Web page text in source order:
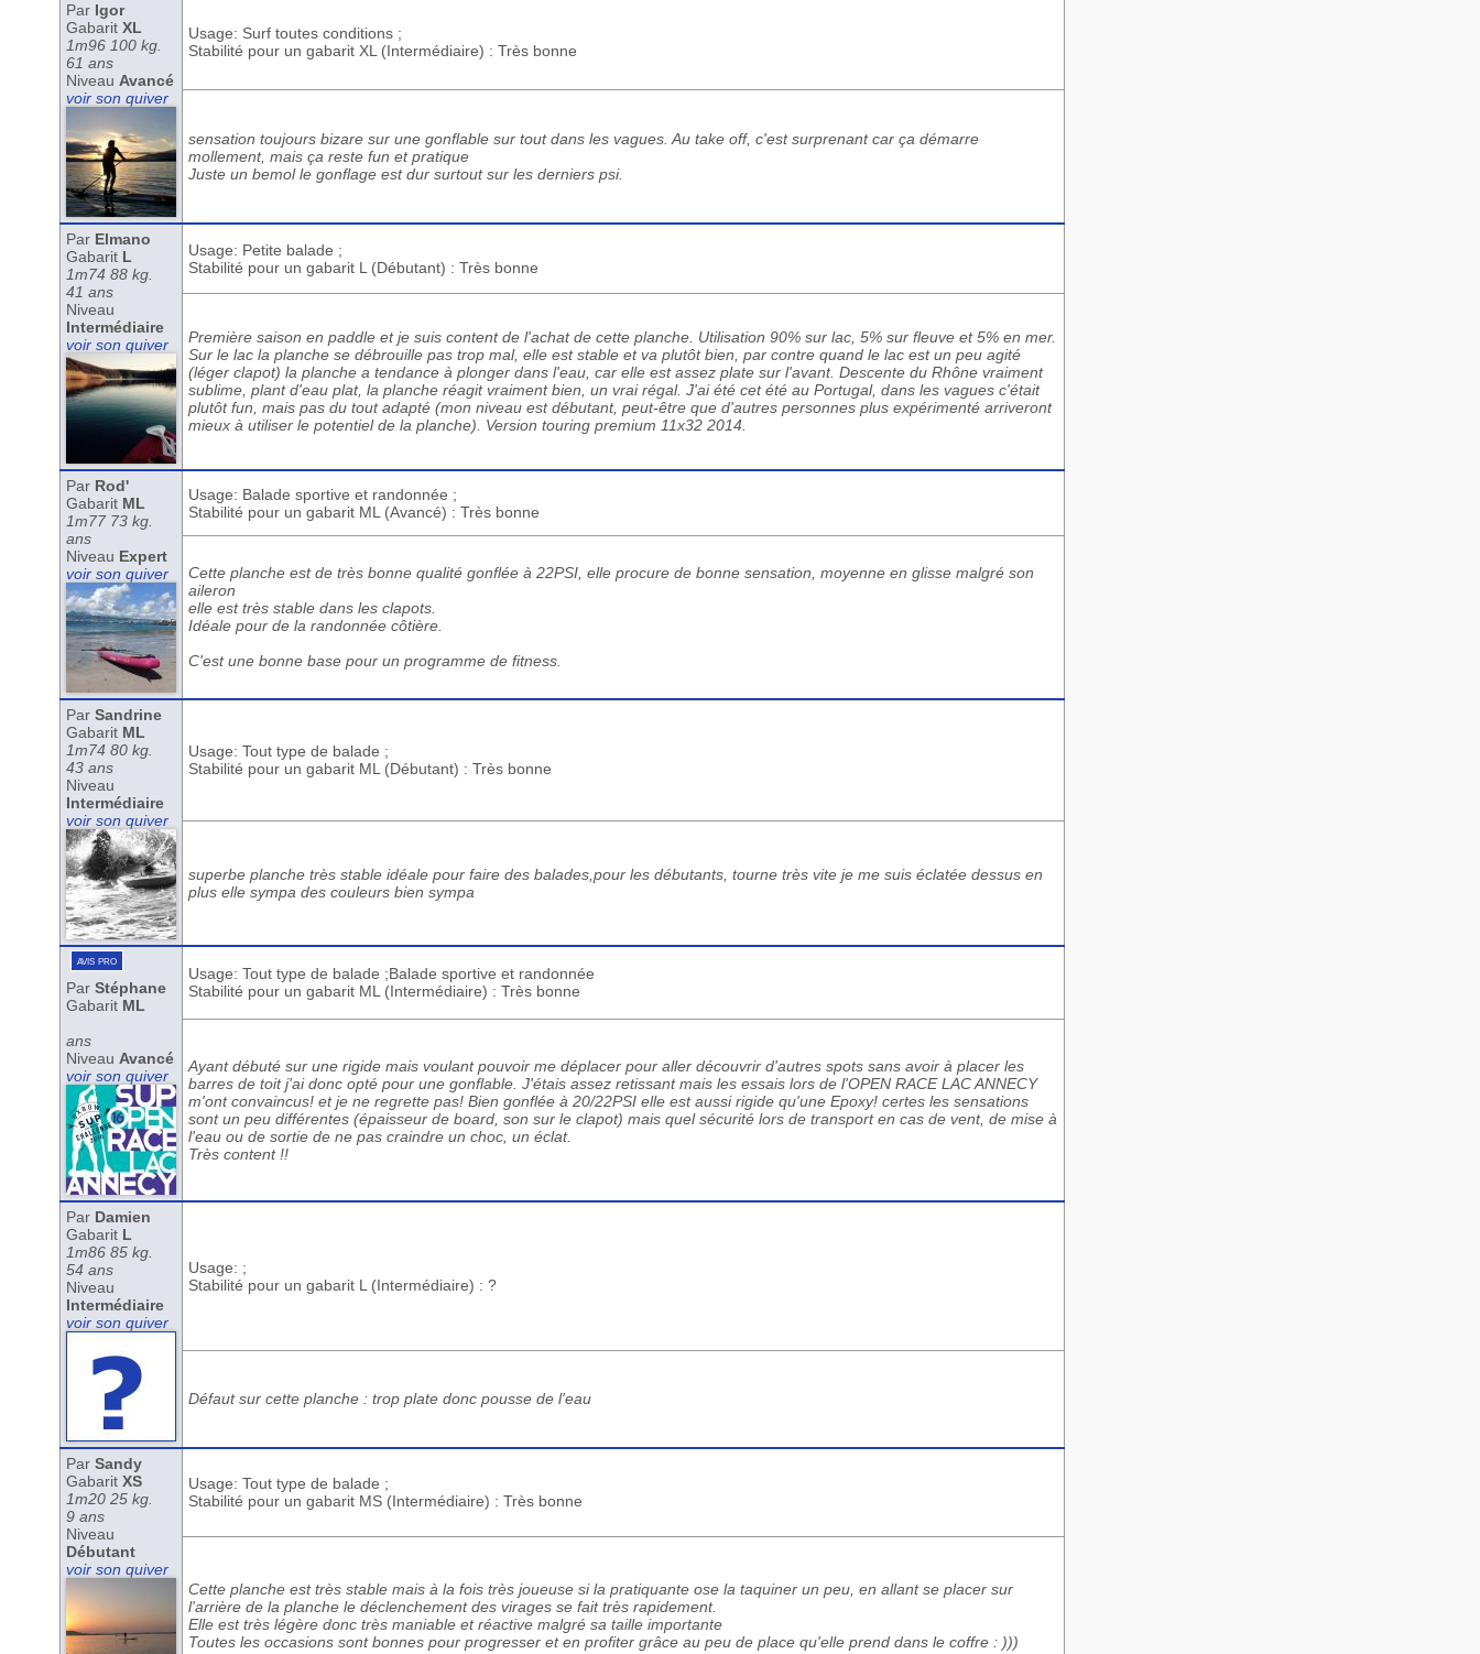
Par Igor
Gabarit XL
1m96 100 kg.
61 ans
Niveau Avancé
voir son quiver
Usage: Surf toutes conditions ;
Stabilité pour un gabarit XL (Intermédiaire) : Très bonne
sensation toujours bizare sur une gonflable sur tout dans les vagues. Au take off, c'est surprenant car ça démarre
mollement, mais ça reste fun et pratique
Juste un bemol le gonflage est dur surtout sur les derniers psi.
Par Elmano
Gabarit L
1m74 88 kg.
41 ans
Niveau
Intermédiaire
voir son quiver
Usage: Petite balade ;
Stabilité pour un gabarit L (Débutant) : Très bonne
Première saison en paddle et je suis content de l'achat de cette planche. Utilisation 90% sur lac, 5% sur fleuve et 5% en mer.
Sur le lac la planche se débrouille pas trop mal, elle est stable et va plutôt bien, par contre quand le lac est un peu agité
(léger clapot) la planche a tendance à plonger dans l'eau, car elle est assez plate sur l'avant. Descente du Rhône vraiment
sublime, plant d'eau plat, la planche réagit vraiment bien, un vrai régal. J'ai été cet été au Portugal, dans les vagues c'était
plutôt fun, mais pas du tout adapté (mon niveau est débutant, peut-être que d'autres personnes plus expérimenté arriveront
mieux à utiliser le potentiel de la planche). Version touring premium 11x32 2014.
Par Rod'
Gabarit ML
1m77 73 kg.
ans
Niveau Expert
voir son quiver
Usage: Balade sportive et randonnée ;
Stabilité pour un gabarit ML (Avancé) : Très bonne
Cette planche est de très bonne qualité gonflée à 22PSI, elle procure de bonne sensation, moyenne en glisse malgré son
aileron
elle est très stable dans les clapots.
Idéale pour de la randonnée côtière.
C'est une bonne base pour un programme de fitness.
Par Sandrine
Gabarit ML
1m74 80 kg.
43 ans
Niveau
Intermédiaire
voir son quiver
Usage: Tout type de balade ;
Stabilité pour un gabarit ML (Débutant) : Très bonne
superbe planche très stable idéale pour faire des balades,pour les débutants, tourne très vite je me suis éclatée dessus en
plus elle sympa des couleurs bien sympa
avis pro
Par Stéphane
Gabarit ML
ans
Niveau Avancé
voir son quiver
Usage: Tout type de balade ;Balade sportive et randonnée
Stabilité pour un gabarit ML (Intermédiaire) : Très bonne
Ayant débuté sur une rigide mais voulant pouvoir me déplacer pour aller découvrir d'autres spots sans avoir à placer les
barres de toit j'ai donc opté pour une gonflable. J'étais assez retissant mais les essais lors de l'OPEN RACE LAC ANNECY
m'ont convaincus! et je ne regrette pas! Bien gonflée à 20/22PSI elle est aussi rigide qu'une Epoxy! certes les sensations
sont un peu différentes (épaisseur de board, son sur le clapot) mais quel sécurité lors de transport en cas de vent, de mise à
l'eau ou de sortie de ne pas craindre un choc, un éclat.
Très content !!
Par Damien
Gabarit L
1m86 85 kg.
54 ans
Niveau
Intermédiaire
voir son quiver
Usage: ;
Stabilité pour un gabarit L (Intermédiaire) : ?
Défaut sur cette planche : trop plate donc pousse de l'eau
Par Sandy
Gabarit XS
1m20 25 kg.
9 ans
Niveau
Débutant
voir son quiver
Usage: Tout type de balade ;
Stabilité pour un gabarit MS (Intermédiaire) : Très bonne
Cette planche est très stable mais à la fois très joueuse si la pratiquante ose la taquiner un peu, en allant se placer sur
l'arrière de la planche le déclenchement des virages se fait très rapidement.
Elle est très légère donc très maniable et réactive malgré sa taille importante
Toutes les occasions sont bonnes pour progresser et en profiter grâce au peu de place qu'elle prend dans le coffre : )))